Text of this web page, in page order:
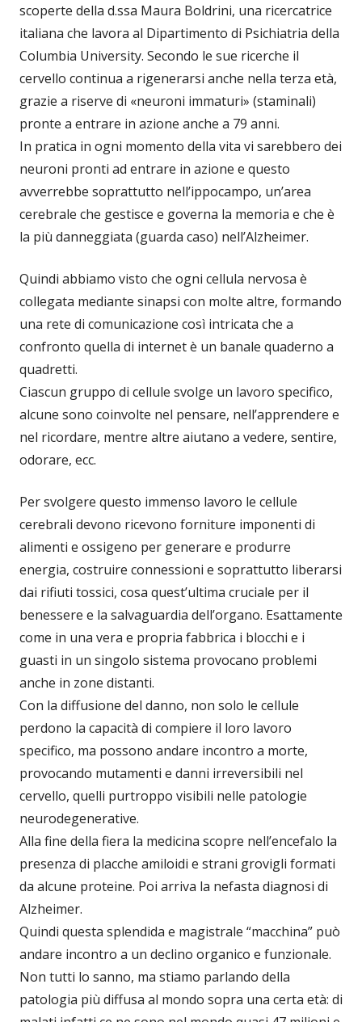
scoperte della d.ssa Maura Boldrini, una ricercatrice
italiana che lavora al Dipartimento di Psichiatria della
Columbia University. Secondo le sue ricerche il
cervello continua a rigenerarsi anche nella terza età,
grazie a riserve di «neuroni immaturi» (staminali)
pronte a entrare in azione anche a 79 anni.
In pratica in ogni momento della vita vi sarebbero dei
neuroni pronti ad entrare in azione e questo
avverrebbe soprattutto nell’ippocampo, un’area
cerebrale che gestisce e governa la memoria e che è
la più danneggiata (guarda caso) nell’Alzheimer.
Quindi abbiamo visto che ogni cellula nervosa è
collegata mediante sinapsi con molte altre, formando
una rete di comunicazione così intricata che a
confronto quella di internet è un banale quaderno a
quadretti.
Ciascun gruppo di cellule svolge un lavoro specifico,
alcune sono coinvolte nel pensare, nell’apprendere e
nel ricordare, mentre altre aiutano a vedere, sentire,
odorare, ecc.
Per svolgere questo immenso lavoro le cellule
cerebrali devono ricevono forniture imponenti di
alimenti e ossigeno per generare e produrre
energia, costruire connessioni e soprattutto liberarsi
dai rifiuti tossici, cosa quest’ultima cruciale per il
benessere e la salvaguardia dell’organo. Esattamente
come in una vera e propria fabbrica i blocchi e i
guasti in un singolo sistema provocano problemi
anche in zone distanti.
Con la diffusione del danno, non solo le cellule
perdono la capacità di compiere il loro lavoro
specifico, ma possono andare incontro a morte,
provocando mutamenti e danni irreversibili nel
cervello, quelli purtroppo visibili nelle patologie
neurodegenerative.
Alla fine della fiera la medicina scopre nell’encefalo la
presenza di placche amiloidi e strani grovigli formati
da alcune proteine. Poi arriva la nefasta diagnosi di
Alzheimer.
Quindi questa splendida e magistrale “macchina” può
andare incontro a un declino organico e funzionale.
Non tutti lo sanno, ma stiamo parlando della
patologia più diffusa al mondo sopra una certa età: di